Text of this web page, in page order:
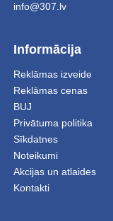
info@307.lv
Informācija
Reklāmas izveide
Reklāmas cenas
BUJ
Privātuma politika
Sīkdatnes
Noteikumi
Akcijas un atlaides
Kontakti